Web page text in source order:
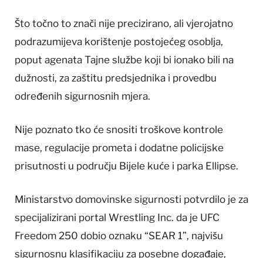
Što točno to znači nije precizirano, ali vjerojatno
podrazumijeva korištenje postojećeg osoblja,
poput agenata Tajne službe koji bi ionako bili na
dužnosti, za zaštitu predsjednika i provedbu
određenih sigurnosnih mjera.
Nije poznato tko će snositi troškove kontrole
mase, regulacije prometa i dodatne policijske
prisutnosti u području Bijele kuće i parka Ellipse.
Ministarstvo domovinske sigurnosti potvrdilo je za
specijalizirani portal Wrestling Inc. da je UFC
Freedom 250 dobio oznaku “SEAR 1”, najvišu
sigurnosnu klasifikaciju za posebne događaje,